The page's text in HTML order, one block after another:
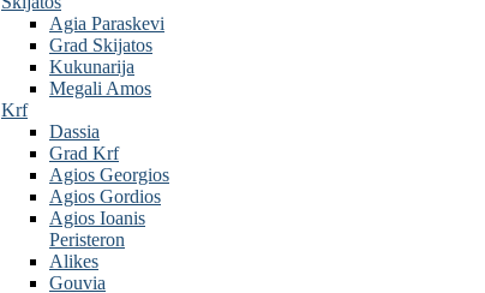
Agia Paraskevi
Grad Skijatos
Kukunarija
Megali Amos
Krf
Dassia
Grad Krf
Agios Georgios
Agios Gordios
Agios Ioanis
Peristeron
Alikes
Gouvia